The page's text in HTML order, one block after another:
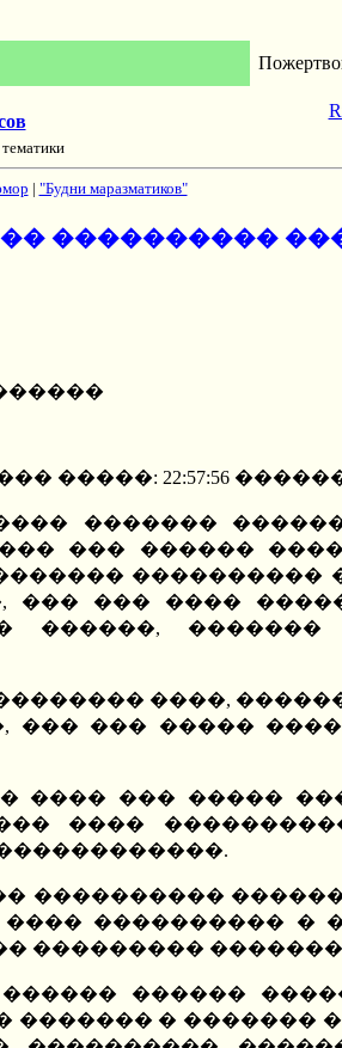
| "Будни маразматиков"
����������
�����: 22:57:56
�������
��� ������
����������
��� ��� ����
������, �������
����,
��� ��� �����
���� ��� �����
����
�������
���� ���������� �
���������
������
� �������